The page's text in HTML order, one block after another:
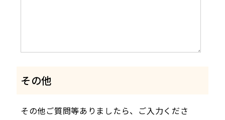
その他
その他ご質問等ありましたら、ご入力くださ